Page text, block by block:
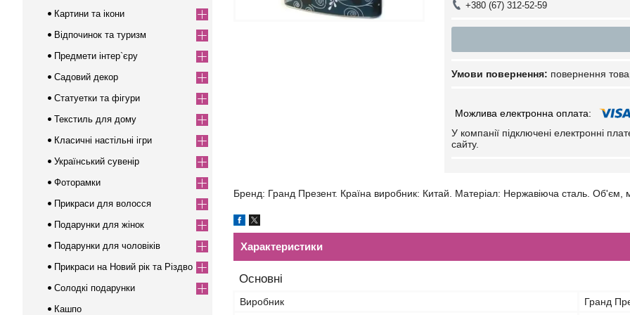
+380 (67) 312-52-59
повернення
У компанії підключені електронні
сайту.
Бренд: Гранд Презент. Країна виробник: Китай. Матеріал: Нержавіюча сталь. Об'єм,
Характеристики
Основні
Виробник Гранд
Картини та ікони
Відпочинок та туризм
Предмети інтер`єру
Садовий декор
Статуетки та фігури
Текстиль для дому
Класичні настільні ігри
Український сувенір
Фоторамки
Прикраси для волосся
Подарунки для жінок
Подарунки для чоловіків
Прикраси на Новий рік та Різдво
Солодкі подарунки
Кашпо